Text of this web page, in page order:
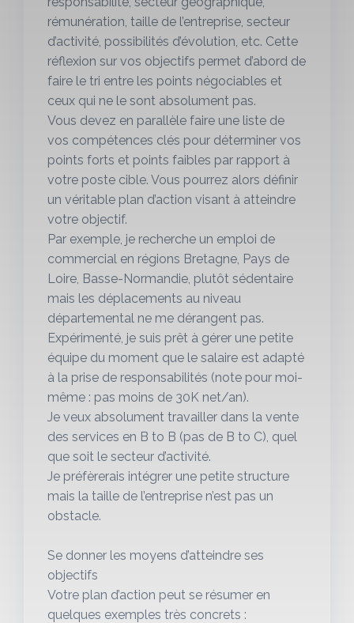
rémunération, taille de l’entreprise, secteur
d’activité, possibilités d’évolution, etc. Cette
réflexion sur vos objectifs permet d’abord de
faire le tri entre les points négociables et
ceux qui ne le sont absolument pas.
Vous devez en parallèle faire une liste de
vos compétences clés pour déterminer vos
points forts et points faibles par rapport à
votre poste cible. Vous pourrez alors définir
un véritable plan d’action visant à atteindre
votre objectif.
Par exemple, je recherche un emploi de
commercial en régions Bretagne, Pays de
Loire, Basse-Normandie, plutôt sédentaire
mais les déplacements au niveau
départemental ne me dérangent pas.
Expérimenté, je suis prêt à gérer une petite
équipe du moment que le salaire est adapté
à la prise de responsabilités (note pour moi-
même : pas moins de 30K net/an).
Je veux absolument travailler dans la vente
des services en B to B (pas de B to C), quel
que soit le secteur d’activité.
Je préfèrerais intégrer une petite structure
mais la taille de l’entreprise n’est pas un
obstacle.
Se donner les moyens d’atteindre ses
objectifs
Votre plan d’action peut se résumer en
quelques exemples très concrets :